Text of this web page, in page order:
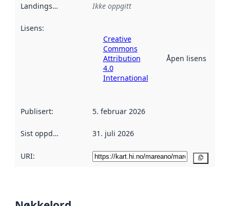
Landingsside Ikke oppgitt
Lisens:
Creative
Commons
Attribution
4.0
International
Åpen lisens
Publisert: 5. februar 2026
Sist oppdatert 31. juli 2026
URI: